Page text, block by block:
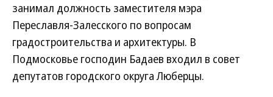
занимал должность заместителя мэра
Переславля-Залесского по вопросам
градостроительства и архитектуры. В
Подмосковье господин Бадаев входил в совет
депутатов городского округа Люберцы.